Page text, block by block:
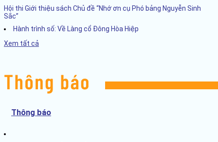
Hội thi Giới thiệu sách Chủ đề “Nhớ ơn cụ Phó bảng Nguyễn Sinh
Sắc”
Hành trình số: Về Làng cổ Đông Hòa Hiệp
Xem tất cả
Thông báo